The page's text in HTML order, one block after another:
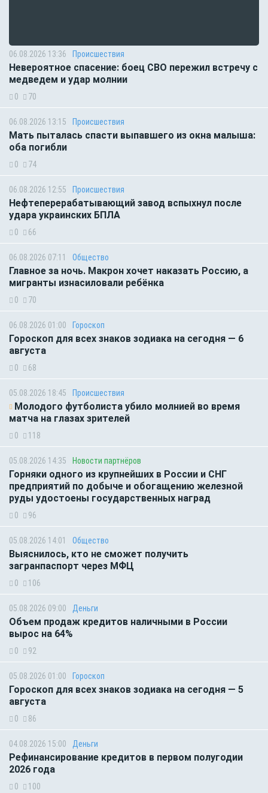
06.08.2026 13:36 Происшествия
Невероятное спасение: боец СВО пережил встречу с
медведем и удар молнии
0 70
06.08.2026 13:15 Происшествия
Мать пыталась спасти выпавшего из окна малыша:
оба погибли
0 74
06.08.2026 12:55 Происшествия
Нефтеперерабатывающий завод вспыхнул после
удара украинских БПЛА
0 66
06.08.2026 07:11 Общество
Главное за ночь. Макрон хочет наказать Россию, а
мигранты изнасиловали ребёнка
0 70
06.08.2026 01:00 Гороскоп
Гороскоп для всех знаков зодиака на сегодня — 6
августа
0 68
05.08.2026 18:45 Происшествия
Молодого футболиста убило молнией во время
матча на глазах зрителей
0 118
05.08.2026 14:35 Новости партнёров
Горняки одного из крупнейших в России и СНГ
предприятий по добыче и обогащению железной
руды удостоены государственных наград
0 96
05.08.2026 14:01 Общество
Выяснилось, кто не сможет получить
загранпаспорт через МФЦ
0 106
05.08.2026 09:00 Деньги
Объем продаж кредитов наличными в России
вырос на 64%
0 92
05.08.2026 01:00 Гороскоп
Гороскоп для всех знаков зодиака на сегодня — 5
августа
0 86
04.08.2026 15:00 Деньги
Рефинансирование кредитов в первом полугодии
2026 года
0 100